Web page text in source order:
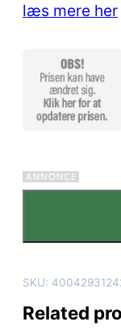
ømmelse
læs mere her
SKU:
Related